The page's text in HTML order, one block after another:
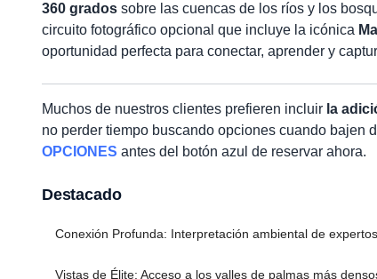
360 grados sobre las cuencas de los ríos y los
circuito fotográfico opcional que incluye la icónica
oportunidad perfecta para conectar, aprender y
Muchos de nuestros clientes prefieren incluir la
no perder tiempo buscando opciones cuando bajen
OPCIONES antes del botón azul de reservar ahora.
Destacado
Conexión Profunda: Interpretación ambiental de
Vistas de Élite: Acceso a los valles de palmas más